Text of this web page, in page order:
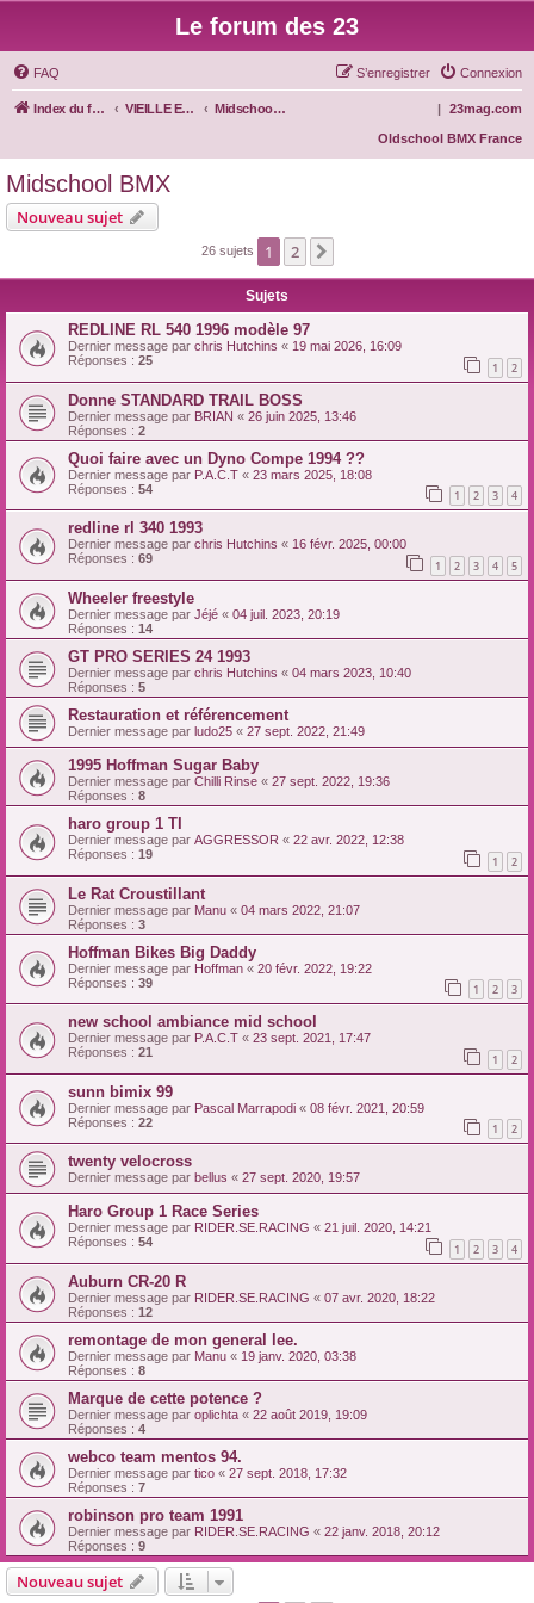
Le forum des 23
FAQ Connexion
S’enregistrer
Index du forum VIEILLE ECOLE Midschool BMX 23mag.com
|
Oldschool BMX France
Midschool BMX
Nouveau sujet
26 sujets 1 2
Sujets
REDLINE RL 540 1996 modèle 97
Dernier message par chris Hutchins « 19 mai 2026, 16:09
Réponses : 25 1 2
Donne STANDARD TRAIL BOSS
Dernier message par BRIAN « 26 juin 2025, 13:46
Réponses : 2
Quoi faire avec un Dyno Compe 1994 ??
Dernier message par P.A.C.T « 23 mars 2025, 18:08
Réponses : 54 1 2 3 4
redline rl 340 1993
Dernier message par chris Hutchins « 16 févr. 2025, 00:00
Réponses : 69 1 2 3 4 5
Wheeler freestyle
Dernier message par Jéjé « 04 juil. 2023, 20:19
Réponses : 14
GT PRO SERIES 24 1993
Dernier message par chris Hutchins « 04 mars 2023, 10:40
Réponses : 5
Restauration et référencement
Dernier message par ludo25 « 27 sept. 2022, 21:49
1995 Hoffman Sugar Baby
Dernier message par Chilli Rinse « 27 sept. 2022, 19:36
Réponses : 8
haro group 1 TI
Dernier message par AGGRESSOR « 22 avr. 2022, 12:38
Réponses : 19 1 2
Le Rat Croustillant
Dernier message par Manu « 04 mars 2022, 21:07
Réponses : 3
Hoffman Bikes Big Daddy
Dernier message par Hoffman « 20 févr. 2022, 19:22
Réponses : 39 1 2 3
new school ambiance mid school
Dernier message par P.A.C.T « 23 sept. 2021, 17:47
Réponses : 21 1 2
sunn bimix 99
Dernier message par Pascal Marrapodi « 08 févr. 2021, 20:59
Réponses : 22 1 2
twenty velocross
Dernier message par bellus « 27 sept. 2020, 19:57
Haro Group 1 Race Series
Dernier message par RIDER.SE.RACING « 21 juil. 2020, 14:21
Réponses : 54 1 2 3 4
Auburn CR-20 R
Dernier message par RIDER.SE.RACING « 07 avr. 2020, 18:22
Réponses : 12
remontage de mon general lee.
Dernier message par Manu « 19 janv. 2020, 03:38
Réponses : 8
Marque de cette potence ?
Dernier message par oplichta « 22 août 2019, 19:09
Réponses : 4
webco team mentos 94.
Dernier message par tico « 27 sept. 2018, 17:32
Réponses : 7
robinson pro team 1991
Dernier message par RIDER.SE.RACING « 22 janv. 2018, 20:12
Réponses : 9
Nouveau sujet